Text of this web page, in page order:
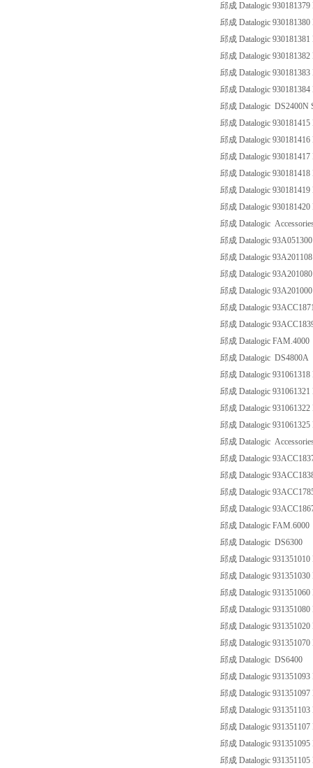
邱成 Datalogic
邱成 Datalogic
邱成 Datalogic
邱成 Datalogic
邱成 Datalogic
邱成 Datalogic
邱成 Datalogic DS2400N
邱成 Datalogic
邱成 Datalogic
邱成 Datalogic
邱成 Datalogic
邱成 Datalogic
邱成 Datalogic
邱成 Datalogic
邱成 Datalogic
邱成 Datalogic
邱成 Datalogic
邱成 Datalogic
邱成 Datalogic
邱成 Datalogic
邱成 Datalogic FAM.4000
邱成 Datalogic DS4800A
邱成 Datalogic
邱成 Datalogic
邱成 Datalogic
邱成 Datalogic
邱成 Datalogic
邱成 Datalogic
邱成 Datalogic
邱成 Datalogic
邱成 Datalogic
邱成 Datalogic FAM.6000
邱成 Datalogic DS6300
邱成 Datalogic
邱成 Datalogic
邱成 Datalogic
邱成 Datalogic
邱成 Datalogic
邱成 Datalogic
邱成 Datalogic DS6400
邱成 Datalogic
邱成 Datalogic
邱成 Datalogic
邱成 Datalogic
邱成 Datalogic
邱成 Datalogic